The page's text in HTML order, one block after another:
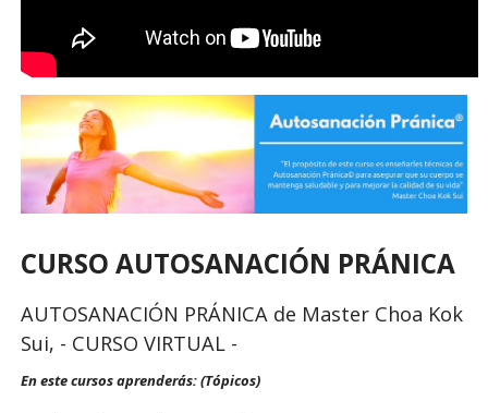
CURSO AUTOSANACIÓN PRÁNICA
AUTOSANACIÓN PRÁNICA de Master Choa Kok
Sui, - CURSO VIRTUAL -
En este cursos aprenderás: (Tópicos)